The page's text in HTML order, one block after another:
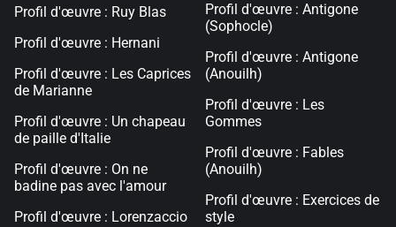
Profil d'œuvre : Ruy Blas
Profil d'œuvre : Hernani
Profil d'œuvre : Les Caprices
de Marianne
Profil d'œuvre : Un chapeau
de paille d'Italie
Profil d'œuvre : On ne
badine pas avec l'amour
Profil d'œuvre : Lorenzaccio
Profil d'œuvre : Antigone
(Sophocle)
Profil d'œuvre : Antigone
(Anouilh)
Profil d'œuvre : Les
Gommes
Profil d'œuvre : Fables
(Anouilh)
Profil d'œuvre : Exercices de
style